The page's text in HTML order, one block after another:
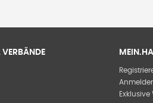
VERBÄNDE
Exklusive